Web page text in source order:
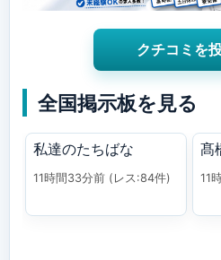
クチコミを
全国掲示板を見る
私達のたちばな
11時間33分前 (レス:84件)
髙
11